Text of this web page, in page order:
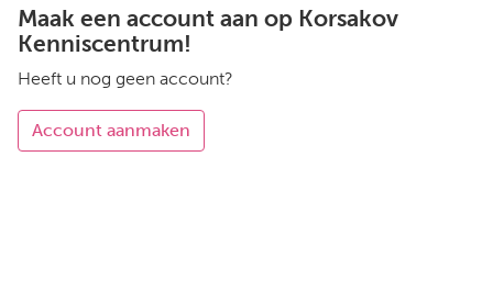
Maak een account aan op Korsakov
Kenniscentrum!
Heeft u nog geen account?
Account aanmaken